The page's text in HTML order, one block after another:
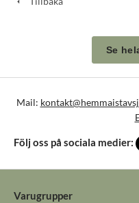
Se
Mail:
Följ oss på sociala medier:
Varugrupper